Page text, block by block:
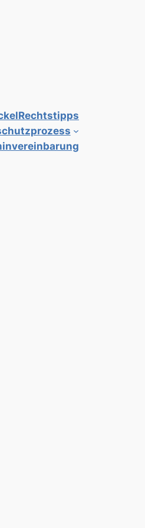
Rechtstipps